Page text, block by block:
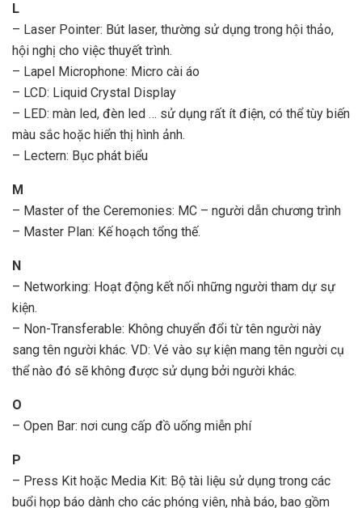
L
– Laser Pointer: Bút laser, thường sử dụng trong hội thảo,
hội nghị cho việc thuyết trình.
– Lapel Microphone: Micro cài áo
– LCD: Liquid Crystal Display
– LED: màn led, đèn led … sử dụng rất ít điện, có thể tùy biến
màu sắc hoặc hiển thị hình ảnh.
– Lectern: Bục phát biểu
M
– Master of the Ceremonies: MC – người dẫn chương trình
– Master Plan: Kế hoạch tổng thế.
N
– Networking: Hoạt động kết nối những người tham dự sự
kiện.
– Non-Transferable: Không chuyển đổi từ tên người này
sang tên người khác. VD: Vé vào sự kiện mang tên người cụ
thể nào đó sẽ không được sử dụng bởi người khác.
O
– Open Bar: nơi cung cấp đồ uống miễn phí
P
– Press Kit hoặc Media Kit: Bộ tài liệu sử dụng trong các
buổi họp báo dành cho các phóng viên, nhà báo, bao gồm